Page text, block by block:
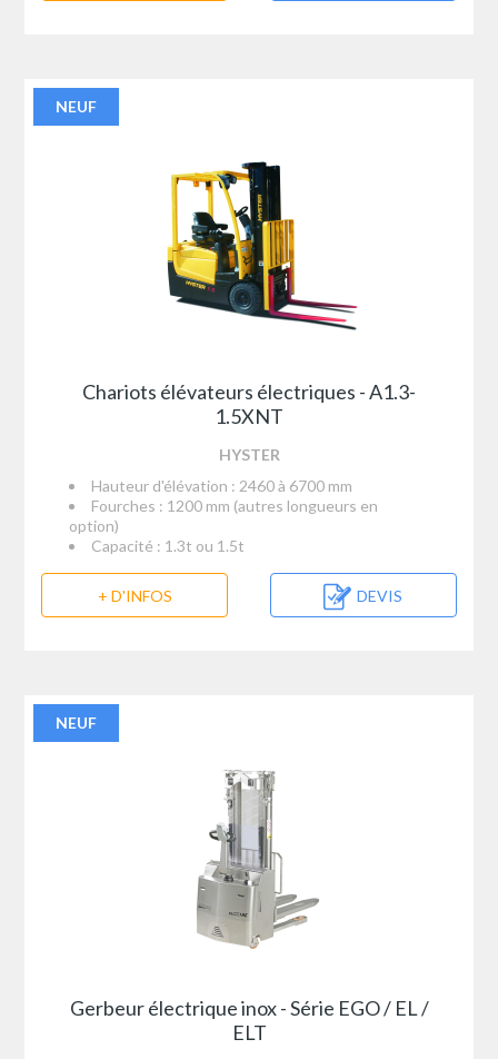
NEUF
Chariots élévateurs électriques - A1.3-
1.5XNT
HYSTER
Hauteur d'élévation : 2460 à 6700 mm
Fourches : 1200 mm (autres longueurs en
option)
Capacité : 1.3t ou 1.5t
+ D'INFOS DEVIS
NEUF
Gerbeur électrique inox - Série EGO / EL /
ELT